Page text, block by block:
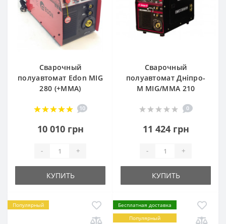
Сварочный
полуавтомат Edon MIG
280 (+MMA)
10
10 010 грн
- +
КУПИТЬ
Сварочный
полуавтомат Дніпро-
М MIG/MMA 210
0
11 424 грн
- +
КУПИТЬ
Популярный
Бесплатная доставка
Популярный